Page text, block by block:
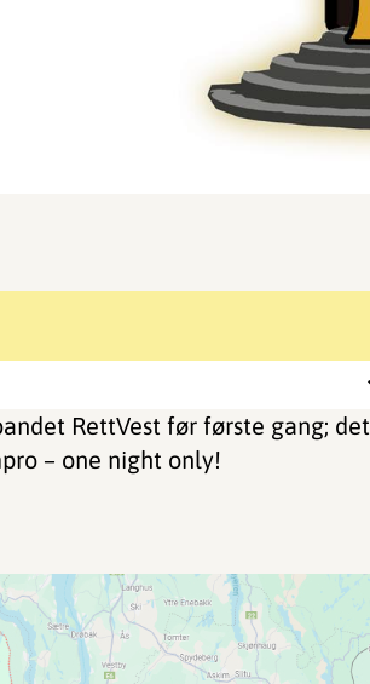
RettVest før første gang; det
– one night only!